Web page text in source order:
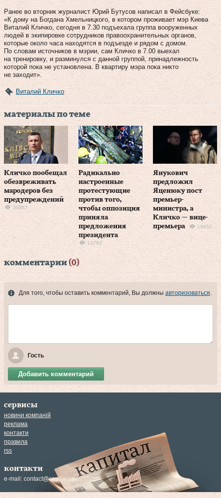
Ранее во вторник журналист Юрий Бутусов написал в Фейсбуке:
«К дому на Богдана Хмельницкого, в котором проживает мэр Киева
Виталий Кличко, сегодня в 7.30 подъехала группа вооруженных
людей в экипировке сотрудников правоохранительных органов,
которые около часа находятся в подъезде и рядом с домом.
По словам источников в мэрии, сам Кличко в 7.00 выехал
на тренировку, и разминулся с данной группой, принадлежность
которой пока не установлена. В квартиру мэра пока никто
не заходит».
Виталий Кличко
материалы по теме
Кличко пообещал
обезвреживать
мародеров без
предупреждений
30887
Радикально
настроенные
протестующие
против того,
чтобы оппозиция
приняла
предложения
президента
14783
Янукович
предложил
Яценюку пост
премьер-
министра, а
Кличко — вице-
премьера
16652
комментарии (0)
Для того, чтобы оставить комментарий, Вы должны авторизоваться.
Гость
Добавить комментарий
сервисы
новини компаній
реклама
контакти
правила
rss
контакти
e-mail: contact@capital.ua